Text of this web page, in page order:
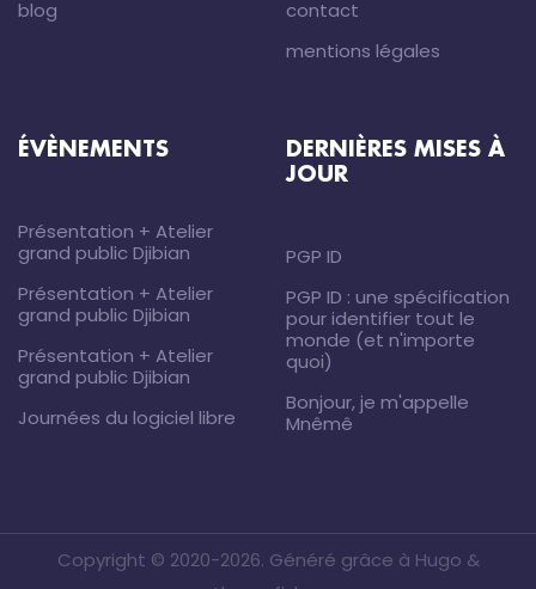
blog
contact
mentions légales
ÉVÈNEMENTS
Présentation + Atelier
grand public Djibian
Présentation + Atelier
grand public Djibian
Présentation + Atelier
grand public Djibian
Journées du logiciel libre
DERNIÈRES MISES À
JOUR
PGP ID
PGP ID : une spécification
pour identifier tout le
monde (et n'importe
quoi)
Bonjour, je m'appelle
Mnêmê
Copyright © 2020-2026. Généré grâce à Hugo &